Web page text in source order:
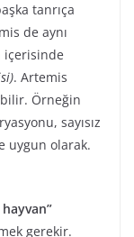
tanrıça
de aynı
içerisinde
. Artemis
Örneğin
sayısız
uygun olarak.
gerekir.